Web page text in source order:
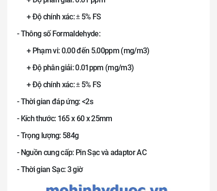
+ Độ chính xác:±5% FS
- Thông số Formaldehyde:
+ Phạm vi: 0.00 đến 5.00ppm (mg/m3)
+ Độ phân giải: 0.01ppm (mg/m3)
+ Độ chính xác:±5% FS
- Thời gian đáp ứng: <2s
- Kích thước: 165 x 60 x 25mm
- Trọng lượng: 584g
- Nguồn cung cấp: Pin Sạc và adaptor AC
- Thời gian Sạc: 3 giờ